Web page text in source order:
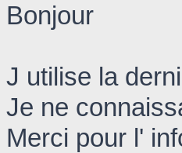
Bonjour
J utilise la
Je ne
Merci pour l'